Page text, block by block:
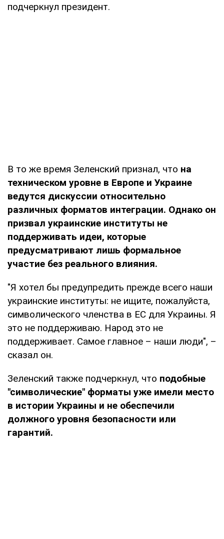
подчеркнул президент.
В то же время Зеленский признал, что на
техническом уровне в Европе и Украине
ведутся дискуссии относительно
различных форматов интеграции. Однако он
призвал украинские институты не
поддерживать идеи, которые
предусматривают лишь формальное
участие без реального влияния.
"Я хотел бы предупредить прежде всего наши
украинские институты: не ищите, пожалуйста,
символического членства в ЕС для Украины. Я
это не поддерживаю. Народ это не
поддерживает. Самое главное – наши люди", –
сказал он.
Зеленский также подчеркнул, что подобные
"символические" форматы уже имели место
в истории Украины и не обеспечили
должного уровня безопасности или
гарантий.